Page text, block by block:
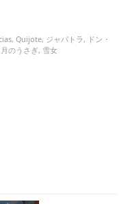
,Quijote, ジャパトラ, ドン・
月のうさぎ, 雪女